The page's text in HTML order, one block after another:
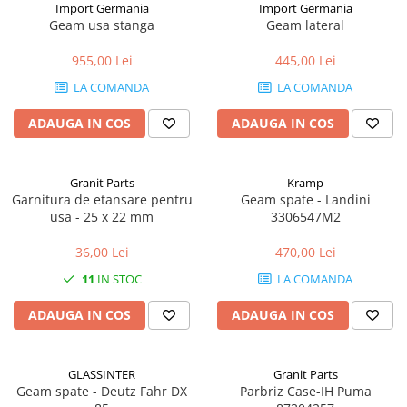
1.5.3. Garnituri
1.5.4. Piese de schimb pentru
motor si accesorii
1.5.5. Pistoane & camasi piston
1.5.6. Răcire
1.5.8. Esapamente
1.5.10. Distributie si accesorii
Import Germania
Geam usa stanga
955,00 Lei
LA COMANDA
ADAUGA IN COS
Import Germania
Geam lateral
445,00 Lei
LA COMANDA
ADAUGA IN COS
Granit Parts
Garnitura de etansare pentru
usa - 25 x 22 mm
36,00 Lei
11 IN STOC
ADAUGA IN COS
Kramp
Geam spate - Landini
3306547M2
470,00 Lei
LA COMANDA
ADAUGA IN COS
GLASSINTER
Geam spate - Deutz Fahr DX
Granit Parts
Parbriz Case-IH Puma